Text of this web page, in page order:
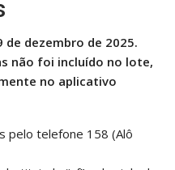
dezembro de 2025.
não foi incluído no lote,
no aplicativo
pelo telefone 158 (Alô